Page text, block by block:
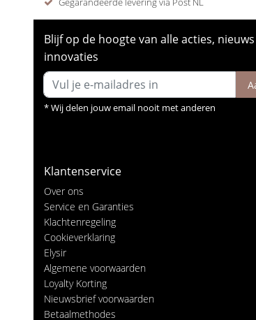
Blijf op de hoogte van alle acties,
innovaties
* Wij delen jouw email nooit met anderen
Klantenservice
Over ons
Service en Garanties
Klachtenregeling
Cookieverklaring
Elysir
Algemene voorwaarden
Loyalty Korting
Nieuwsbrief voorwaarden
Betaalmethodes